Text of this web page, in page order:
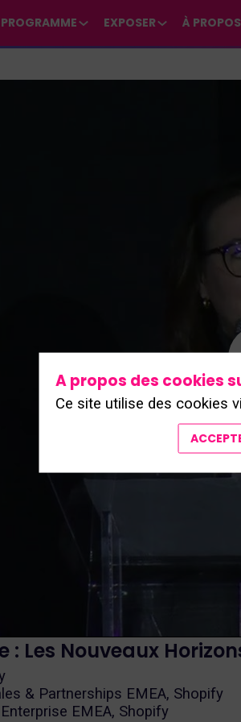
PROGRAMME EXPOSER À PROPOS
: Les Nouveaux
& Partnerships EMEA, Shopify
EMEA, Shopify
A propos des cookies
Ce site utilise des cookies